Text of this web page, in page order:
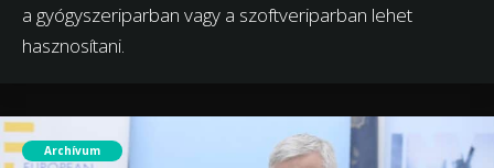
a gyógyszeriparban vagy a szoftveriparban lehet
hasznosítani.
Archívum